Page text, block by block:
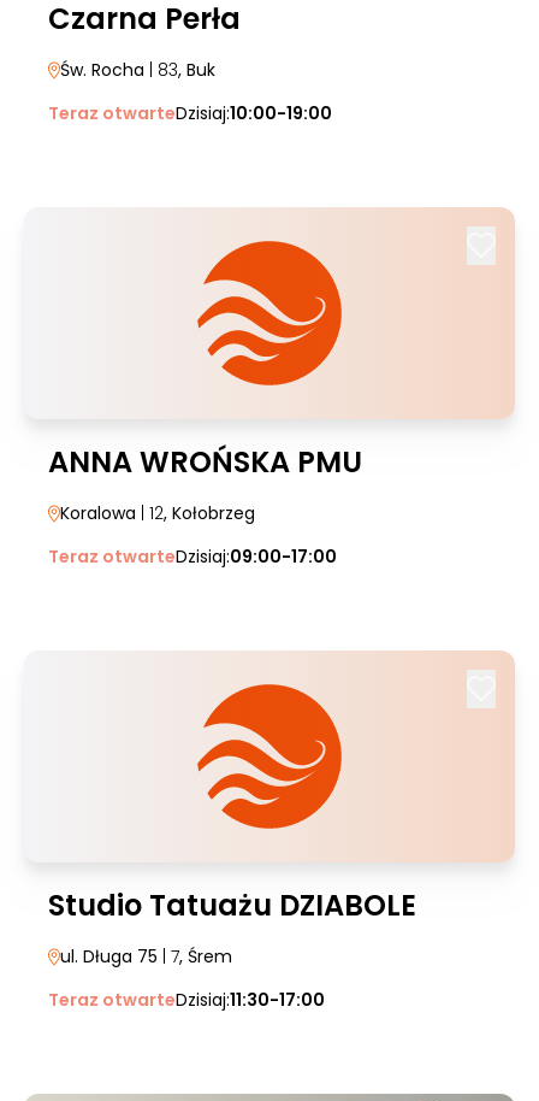
Czarna Perła
Św. Rocha | 83, Buk
Teraz otwarteDzisiaj:10:00-19:00
ANNA WROŃSKA PMU
Koralowa | 12, Kołobrzeg
Teraz otwarteDzisiaj:09:00-17:00
Studio Tatuażu DZIABOLE
ul. Długa 75 | 7, Śrem
Teraz otwarteDzisiaj:11:30-17:00